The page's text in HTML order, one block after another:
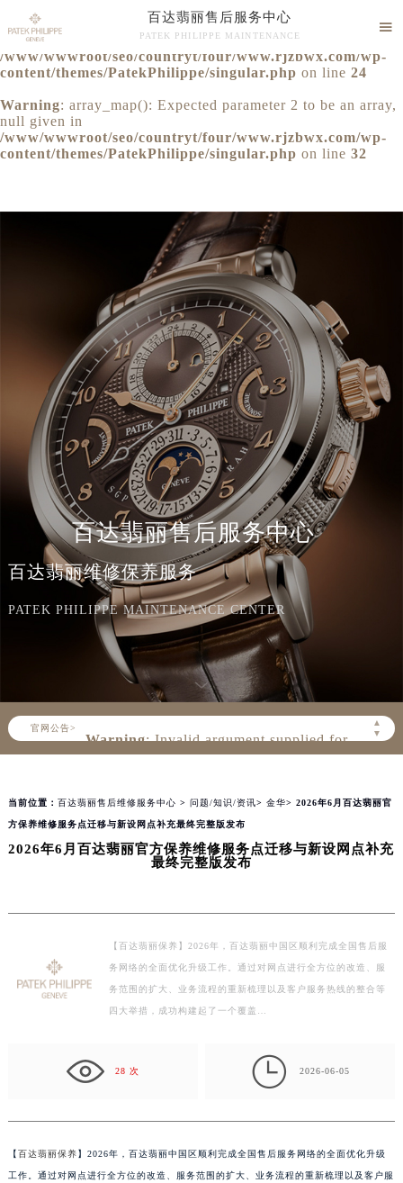
Warning
: extract() expects parameter 1 to be array, null
given in
/www/wwwroot/seo/countryt/four/www.rjzbwx.com/wp-
content/themes/PatekPhilippe/singular.php on line 24
Warning: array_map(): Expected parameter 2 to be an array,
null given in
/www/wwwroot/seo/countryt/four/www.rjzbwx.com/wp-
content/themes/PatekPhilippe/singular.php on line 32
百达翡丽售后服务中心
PATEK PHILIPPE MAINTENANCE

百达翡丽售后服务中心竭诚为您服务！ 
百达翡丽售后服务中心
百达翡丽维修保养服务
PATEK PHILIPPE MAINTENANCE CENTER
官网公告>
▲
▼
Warning: Invalid argument supplied for
foreach() in
on line170
当前位置： 百达翡丽售后维修服务中心 > 问题/知识/资讯> 金华> 2026年6月百达翡丽官
方保养维修服务点迁移与新设网点补充最终完整版发布
2026年6月百达翡丽官方保养维修服务点迁移与新设网点补充
最终完整版发布
【百达翡丽保养】2026年，百达翡丽中国区顺利完成全国售后服
务网络的全面优化升级工作。通过对网点进行全方位的改造、服
务范围的扩大、业务流程的重新梳理以及客户服务热线的整合等
四大举措，成功构建起了一个覆盖…
28 次  2026-06-05
【 百达翡丽保养】2026年，百达翡丽中国区顺利完成全国售后服务网络的全面优化升级
工作。通过对网点进行全方位的改造、服务范围的扩大、业务流程的重新梳理以及客户服